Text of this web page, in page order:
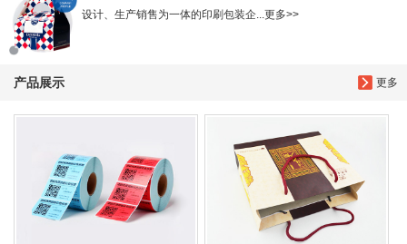
设计、生产销售为一体的印刷包装企...更多>>
更多
产品展示